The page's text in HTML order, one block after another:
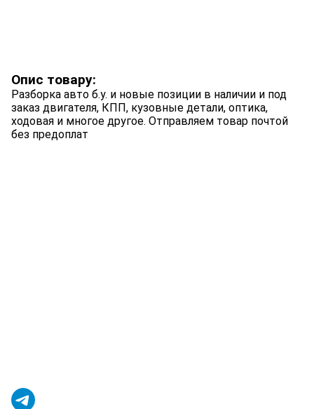
Опис товару:
Разборка авто б.у. и новые позиции в наличии и под
заказ двигателя, КПП, кузовные детали, оптика,
ходовая и многое другое. Отправляем товар почтой
без предоплат